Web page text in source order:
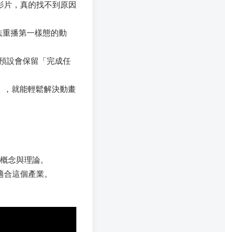
，真的找不到原因
播第一樣態的動
設會保留「完成任
就能輕鬆解決動畫
念與理論。
這個產業。